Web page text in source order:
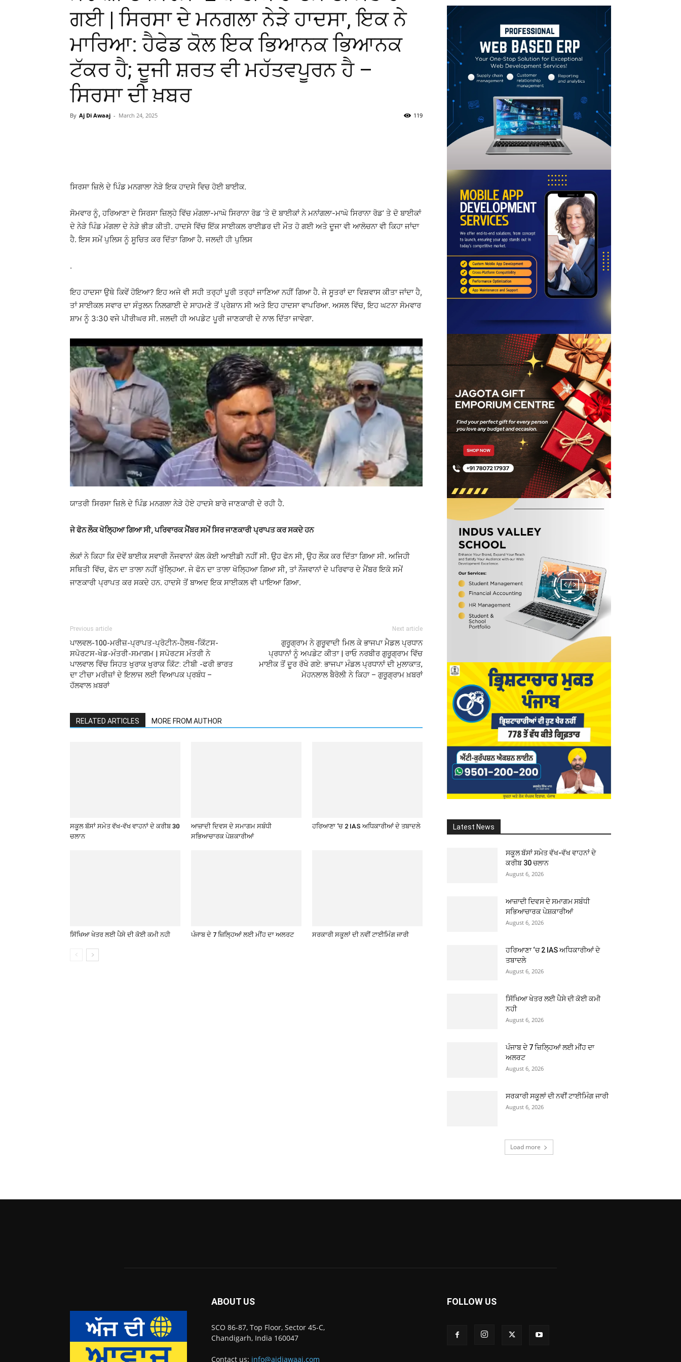
ਗਈ | ਸਿਰਸਾ ਦੇ ਮਨਗਲਾ ਨੇੜੇ ਹਾਦਸਾ, ਇਕ ਨੇ
ਮਾਰਿਆ: ਹੈਫੇਡ ਕੋਲ ਇਕ ਭਿਆਨਕ ਭਿਆਨਕ
ਟੱਕਰ ਹੈ; ਦੂਜੀ ਸ਼ਰਤ ਵੀ ਮਹੱਤਵਪੂਰਨ ਹੈ –
ਸਿਰਸਾ ਦੀ ਖ਼ਬਰ
By Aj Di Awaaj - March 24, 2025 119
Linkedin Email Print
ਸਿਰਸਾ ਜ਼ਿਲੇ ਦੇ ਪਿੰਡ ਮਨਗਾਲਾ ਨੇੜੇ ਇਕ ਹਾਦਸੇ ਵਿਚ ਹੋਈ ਬਾਈਕ.
ਸੋਮਵਾਰ ਨੂੰ, ਹਰਿਆਣਾ ਦੇ ਸਿਰਸਾ ਜ਼ਿਲ੍ਹੇ ਵਿੱਚ ਮੰਗਲਾ-ਮਾਘੋ ਸਿਰਾਨਾ ਰੋਡ ‘ਤੇ ਦੋ ਬਾਈਕਾਂ ਨੇ ਮਨਾਂਗਲਾ-ਮਾਘੋ ਸਿਰਾਨਾ ਰੋਡ’ ਤੇ ਦੋ ਬਾਈਕਾਂ
ਦੇ ਨੇੜੇ ਪਿੰਡ ਮੰਗਲਾ ਦੇ ਨੇੜੇ ਭੀੜ ਕੀਤੀ. ਹਾਦਸੇ ਵਿੱਚ ਇੱਕ ਸਾਈਕਲ ਰਾਈਡਰ ਦੀ ਮੌਤ ਹੋ ਗਈ ਅਤੇ ਦੂਜਾ ਵੀ ਆਲੋਚਨਾ ਵੀ ਕਿਹਾ ਜਾਂਦਾ
ਹੈ. ਇਸ ਸਮੇਂ ਪੁਲਿਸ ਨੂੰ ਸੂਚਿਤ ਕਰ ਦਿੱਤਾ ਗਿਆ ਹੈ. ਜਲਦੀ ਹੀ ਪੁਲਿਸ
.
ਇਹ ਹਾਦਸਾ ਉਥੇ ਕਿਵੇਂ ਹੋਇਆ? ਇਹ ਅਜੇ ਵੀ ਸਹੀ ਤਰ੍ਹਾਂ ਪੂਰੀ ਤਰ੍ਹਾਂ ਜਾਣਿਆ ਨਹੀਂ ਗਿਆ ਹੈ. ਜੇ ਸੂਤਰਾਂ ਦਾ ਵਿਸ਼ਵਾਸ ਕੀਤਾ ਜਾਂਦਾ ਹੈ,
ਤਾਂ ਸਾਈਕਲ ਸਵਾਰ ਦਾ ਸੰਤੁਲਨ ਨਿਲਗਾਈ ਦੇ ਸਾਹਮਣੇ ਤੋਂ ਪ੍ਰੇਸ਼ਾਨ ਸੀ ਅਤੇ ਇਹ ਹਾਦਸਾ ਵਾਪਰਿਆ. ਅਸਲ ਵਿੱਚ, ਇਹ ਘਟਨਾ ਸੋਮਵਾਰ
ਸ਼ਾਮ ਨੂੰ 3:30 ਵਜੇ ਪੀਰੀਘਰ ਸੀ. ਜਲਦੀ ਹੀ ਅਪਡੇਟ ਪੂਰੀ ਜਾਣਕਾਰੀ ਦੇ ਨਾਲ ਦਿੱਤਾ ਜਾਵੇਗਾ.
ਯਾਤਰੀ ਸਿਰਸਾ ਜ਼ਿਲੇ ਦੇ ਪਿੰਡ ਮਨਗਲਾ ਨੇੜੇ ਹੋਏ ਹਾਦਸੇ ਬਾਰੇ ਜਾਣਕਾਰੀ ਦੇ ਰਹੀ ਹੈ.
ਜੇ ਫੋਨ ਲੌਕ ਖੋਲ੍ਹਿਆ ਗਿਆ ਸੀ, ਪਰਿਵਾਰਕ ਮੈਂਬਰ ਸਮੇਂ ਸਿਰ ਜਾਣਕਾਰੀ ਪ੍ਰਾਪਤ ਕਰ ਸਕਦੇ ਹਨ
ਲੋਕਾਂ ਨੇ ਕਿਹਾ ਕਿ ਦੋਵੇਂ ਬਾਈਕ ਸਵਾਰੀ ਨੌਜਵਾਨਾਂ ਕੋਲ ਕੋਈ ਆਈਡੀ ਨਹੀਂ ਸੀ. ਉਹ ਫੋਨ ਸੀ, ਉਹ ਲੌਕ ਕਰ ਦਿੱਤਾ ਗਿਆ ਸੀ. ਅਜਿਹੀ
ਸਥਿਤੀ ਵਿੱਚ, ਫੋਨ ਦਾ ਤਾਲਾ ਨਹੀਂ ਖੁੱਲ੍ਹਿਆ. ਜੇ ਫੋਨ ਦਾ ਤਾਲਾ ਖੋਲ੍ਹਿਆ ਗਿਆ ਸੀ, ਤਾਂ ਨੌਜਵਾਨਾਂ ਦੇ ਪਰਿਵਾਰ ਦੇ ਮੈਂਬਰ ਇਕੋ ਸਮੇਂ
ਜਾਣਕਾਰੀ ਪ੍ਰਾਪਤ ਕਰ ਸਕਦੇ ਹਨ. ਹਾਦਸੇ ਤੋਂ ਬਾਅਦ ਇਕ ਸਾਈਕਲ ਵੀ ਪਾਇਆ ਗਿਆ.
Previous article
ਪਾਲਵਲ-100-ਮਰੀਜ਼-ਪ੍ਰਾਪਤ-ਪ੍ਰੋਟੀਨ-ਹੈਲਥ-ਕਿੱਟਸ-
ਸਪੋਰਟਸ-ਖੇਡ-ਮੰਤਰੀ-ਸਮਾਗਮ | ਸਪੋਰਟਸ ਮੰਤਰੀ ਨੇ
ਪਾਲਵਾਲ ਵਿੱਚ ਸਿਹਤ ਖੁਰਾਕ ਖੁਰਾਕ ਕਿੱਟ: ਟੀਬੀ -ਫਰੀ ਭਾਰਤ
ਦਾ ਟੀਚਾ ਮਰੀਜ਼ਾਂ ਦੇ ਇਲਾਜ ਲਈ ਵਿਆਪਕ ਪ੍ਰਬੰਧ –
ਹੱਲਵਾਲ ਖ਼ਬਰਾਂ
Next article
ਗੁਰੂਗ੍ਰਾਮ ਨੇ ਗੁਰੂਵਾਦੀ ਮਿਲ ਕੇ ਭਾਜਪਾ ਮੈਡਲ ਪ੍ਰਧਾਨ
ਪ੍ਰਧਾਨਾਂ ਨੂੰ ਅਪਡੇਟ ਕੀਤਾ | ਰਾਓ ਨਰਬੀਰ ਗੁਰੂਗ੍ਰਾਮ ਵਿੱਚ
ਮਾਈਕ ਤੋਂ ਦੂਰ ਰੱਖੇ ਗਏ: ਭਾਜਪਾ ਮੰਡਲ ਪ੍ਰਧਾਨਾਂ ਦੀ ਮੁਲਾਕਾਤ,
ਮੋਹਨਲਾਲ ਬੈਰੋਲੀ ਨੇ ਕਿਹਾ – ਗੁਰੂਗ੍ਰਾਮ ਖ਼ਬਰਾਂ
RELATED ARTICLES MORE FROM AUTHOR
ਸਕੂਲ ਬੱਸਾਂ ਸਮੇਤ ਵੱਖ-ਵੱਖ ਵਾਹਨਾਂ ਦੇ ਕਰੀਬ 30
ਚਲਾਨ
ਆਜ਼ਾਦੀ ਦਿਵਸ ਦੇ ਸਮਾਗਮ ਸਬੰਧੀ
ਸਭਿਆਚਾਰਕ ਪੇਸ਼ਕਾਰੀਆਂ
ਹਰਿਆਣਾ ‘ਚ 2 IAS ਅਧਿਕਾਰੀਆਂ ਦੇ ਤਬਾਦਲੇ
ਸਿੱਖਿਆ ਖੇਤਰ ਲਈ ਪੈਸੇ ਦੀ ਕੋਈ ਕਮੀ ਨਹੀ ਪੰਜਾਬ ਦੇ 7 ਜ਼ਿਲ੍ਹਿਆਂ ਲਈ ਮੀਂਹ ਦਾ ਅਲਰਟ ਸਰਕਾਰੀ ਸਕੂਲਾਂ ਦੀ ਨਵੀਂ ਟਾਈਮਿੰਗ ਜਾਰੀ
Latest News
ਸਕੂਲ ਬੱਸਾਂ ਸਮੇਤ ਵੱਖ-ਵੱਖ ਵਾਹਨਾਂ ਦੇ
ਕਰੀਬ 30 ਚਲਾਨ
August 6, 2026
ਆਜ਼ਾਦੀ ਦਿਵਸ ਦੇ ਸਮਾਗਮ ਸਬੰਧੀ
ਸਭਿਆਚਾਰਕ ਪੇਸ਼ਕਾਰੀਆਂ
August 6, 2026
ਹਰਿਆਣਾ ‘ਚ 2 IAS ਅਧਿਕਾਰੀਆਂ ਦੇ
ਤਬਾਦਲੇ
August 6, 2026
ਸਿੱਖਿਆ ਖੇਤਰ ਲਈ ਪੈਸੇ ਦੀ ਕੋਈ ਕਮੀ
ਨਹੀ
August 6, 2026
ਪੰਜਾਬ ਦੇ 7 ਜ਼ਿਲ੍ਹਿਆਂ ਲਈ ਮੀਂਹ ਦਾ
ਅਲਰਟ
August 6, 2026
ਸਰਕਾਰੀ ਸਕੂਲਾਂ ਦੀ ਨਵੀਂ ਟਾਈਮਿੰਗ ਜਾਰੀ
August 6, 2026
Load more
ABOUT US
SCO 86-87, Top Floor, Sector 45-C,
Chandigarh, India 160047
Contact us: info@ajdiawaaj.com
FOLLOW US